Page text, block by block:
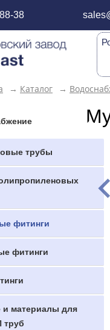
38
→ Каталог →
трубы
фитинги
фитинги
материалы для
труб